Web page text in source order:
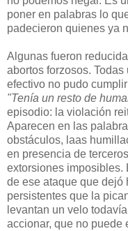
poner en palabras lo
padecieron quienes ya
Algunas fueron
abortos forzosos.
efectivo no pudo
"Tenía un resto de
episodio: la violación
Aparecen en las
obstáculos, laas
en presencia de
extorsiones imposibles.
de ese ataque que dejó
persistentes que la
levantan un velo
accionar, que no puede